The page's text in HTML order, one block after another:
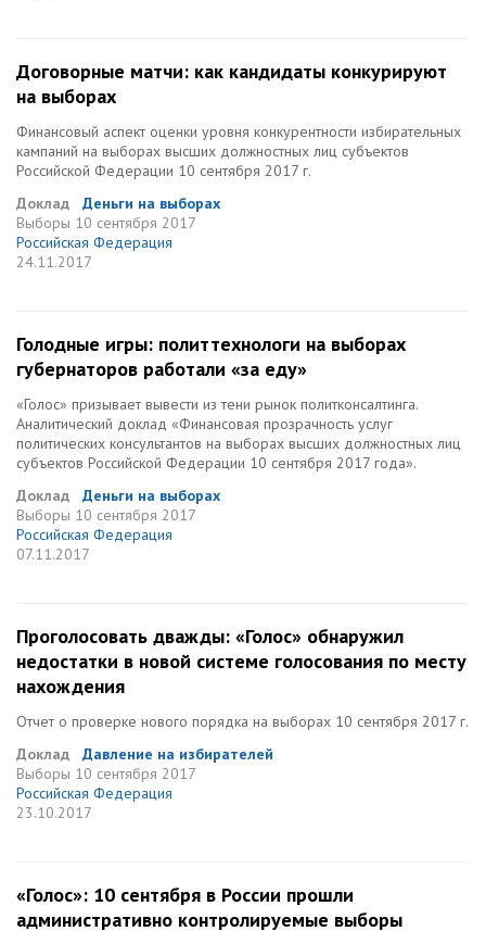
Договорные матчи: как кандидаты конкурируют
на выборах
Финансовый аспект оценки уровня конкурентности избирательных
кампаний на выборах высших должностных лиц субъектов
Российской Федерации 10 сентября 2017 г.
Доклад
Деньги на выборах
Выборы 10 сентября 2017
Российская Федерация
24.11.2017
Голодные игры: политтехнологи на выборах
губернаторов работали «за еду»
«Голос» призывает вывести из тени рынок политконсалтинга.
Аналитический доклад «Финансовая прозрачность услуг
политических консультантов на выборах высших должностных лиц
субъектов Российской Федерации 10 сентября 2017 года».
Доклад
Деньги на выборах
Выборы 10 сентября 2017
Российская Федерация
07.11.2017
Проголосовать дважды: «Голос» обнаружил
недостатки в новой системе голосования по месту
нахождения
Отчет о проверке нового порядка на выборах 10 сентября 2017 г.
Доклад
Давление на избирателей
Выборы 10 сентября 2017
Российская Федерация
23.10.2017
«Голос»: 10 сентября в России прошли
административно контролируемые выборы